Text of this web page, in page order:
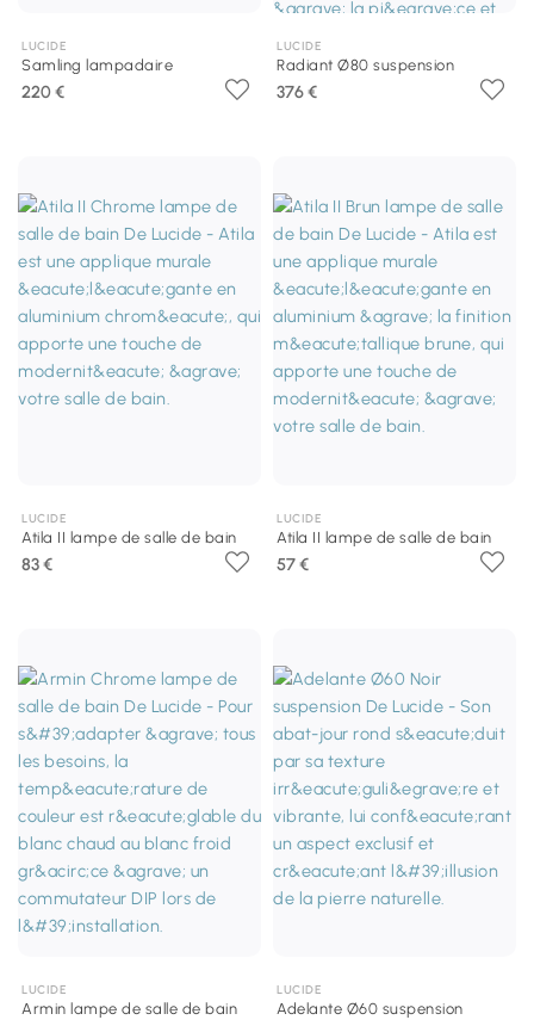
LUCIDE
Samling lampadaire
220 €
LUCIDE
Radiant Ø80 suspension
376 €
LUCIDE
Atila II lampe de salle de bain
83 €
LUCIDE
Atila II lampe de salle de bain
57 €
LUCIDE
Armin lampe de salle de bain
LUCIDE
Adelante Ø60 suspension